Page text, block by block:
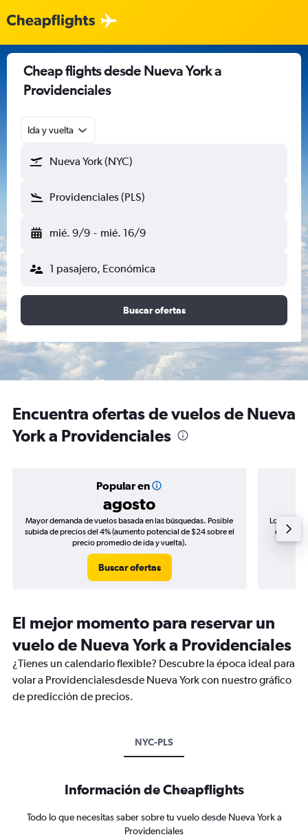
Cheap flights desde Nueva York a
Providenciales
Ida y vuelta
Nueva York (NYC)
Providenciales (PLS)
mié. 9/9 - mié. 16/9
1 pasajero, Económica
Buscar ofertas
Encuentra ofertas de vuelos de Nueva
York a Providenciales
Popular en
agosto
Mayor demanda de vuelos basada en las búsquedas. Posible
subida de precios del 4% (aumento potencial de $24 sobre el
precio promedio de ida y vuelta).
Buscar ofertas
Los
de
El mejor momento para reservar un
vuelo de Nueva York a Providenciales
¿Tienes un calendario flexible? Descubre la época ideal para
volar a Providencialesdesde Nueva York con nuestro gráfico
de predicción de precios.
NYC-PLS
Información de Cheapflights
Todo lo que necesitas saber sobre tu vuelo desde Nueva York a
Providenciales